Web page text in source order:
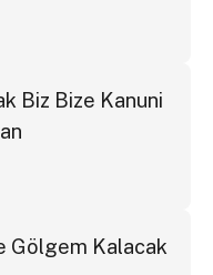
Biz Bize Kanuni
Gölgem Kalacak